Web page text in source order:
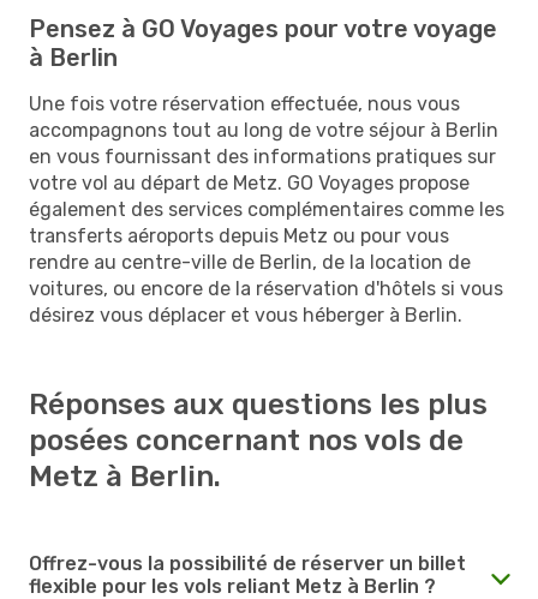
Pensez à GO Voyages pour votre voyage
à Berlin
Une fois votre réservation effectuée, nous vous
accompagnons tout au long de votre séjour à Berlin
en vous fournissant des informations pratiques sur
votre vol au départ de Metz. GO Voyages propose
également des services complémentaires comme les
transferts aéroports depuis Metz ou pour vous
rendre au centre-ville de Berlin, de la location de
voitures, ou encore de la réservation d'hôtels si vous
désirez vous déplacer et vous héberger à Berlin.
Réponses aux questions les plus
posées concernant nos vols de
Metz à Berlin.
Offrez-vous la possibilité de réserver un billet
flexible pour les vols reliant Metz à Berlin ?